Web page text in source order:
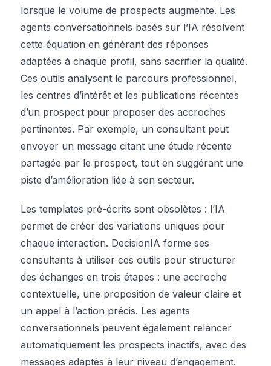
lorsque le volume de prospects augmente. Les
agents conversationnels basés sur l’IA résolvent
cette équation en générant des réponses
adaptées à chaque profil, sans sacrifier la qualité.
Ces outils analysent le parcours professionnel,
les centres d’intérêt et les publications récentes
d’un prospect pour proposer des accroches
pertinentes. Par exemple, un consultant peut
envoyer un message citant une étude récente
partagée par le prospect, tout en suggérant une
piste d’amélioration liée à son secteur.
Les templates pré-écrits sont obsolètes : l’IA
permet de créer des variations uniques pour
chaque interaction. DecisionIA forme ses
consultants à utiliser ces outils pour structurer
des échanges en trois étapes : une accroche
contextuelle, une proposition de valeur claire et
un appel à l’action précis. Les agents
conversationnels peuvent également relancer
automatiquement les prospects inactifs, avec des
messages adaptés à leur niveau d’engagement.